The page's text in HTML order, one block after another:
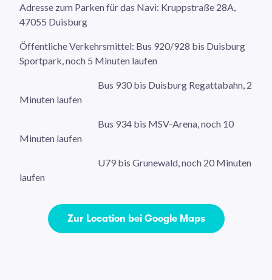
Adresse zum Parken für das Navi: Kruppstraße 28A,
47055 Duisburg
Öffentliche Verkehrsmittel: Bus 920/928 bis Duisburg
Sportpark, noch 5 Minuten laufen
Bus 930 bis Duisburg Regattabahn, 2
Minuten laufen
Bus 934 bis MSV-Arena, noch 10
Minuten laufen
U79 bis Grunewald, noch 20 Minuten
laufen
Zur Location bei Google Maps